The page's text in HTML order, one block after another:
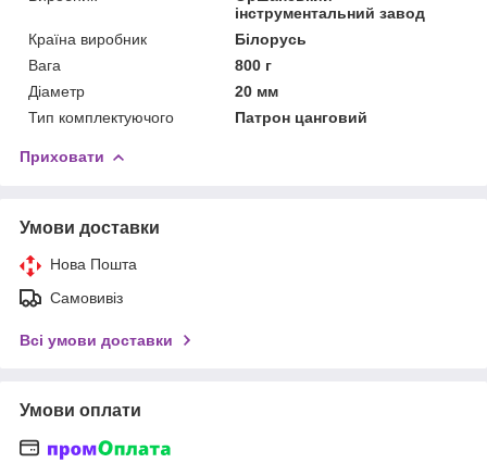
інструментальний завод
Країна виробник
Білорусь
Вага
800 г
Діаметр
20 мм
Тип комплектуючого
Патрон цанговий
Приховати
Умови доставки
Нова Пошта
Самовивіз
Всі умови доставки
Умови оплати